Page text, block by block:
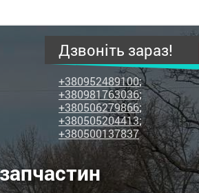
Дзвоніть зараз!
+380952489100;
+380981763036;
+380506279866;
+380505204413;
+380500137837